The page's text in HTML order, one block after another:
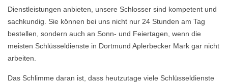
Dienstleistungen anbieten, unsere Schlosser sind kompetent und
sachkundig. Sie können bei uns nicht nur 24 Stunden am Tag
bestellen, sondern auch an Sonn- und Feiertagen, wenn die
meisten Schlüsseldienste in Dortmund Aplerbecker Mark gar nicht
arbeiten.
Das Schlimme daran ist, dass heutzutage viele Schlüsseldienste